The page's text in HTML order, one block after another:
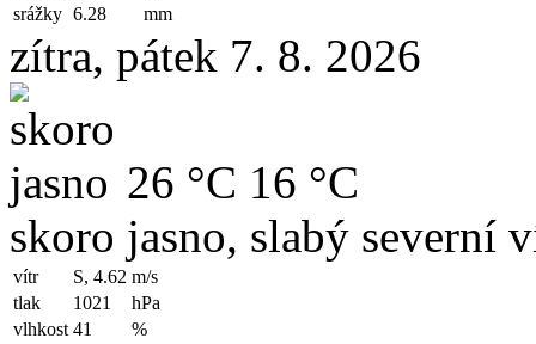
srážky 6.28 mm
zítra, pátek 7. 8. 2026
26 °C 16 °C
skoro jasno, slabý severní
vítr S, 4.62 m/s
tlak
1021
hPa
vlhkost 41 %